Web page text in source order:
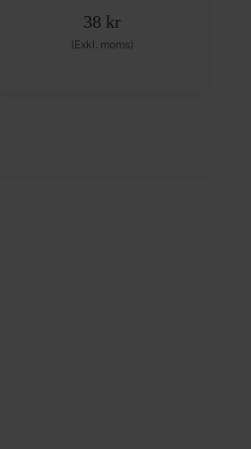
38 kr
(Exkl. moms)